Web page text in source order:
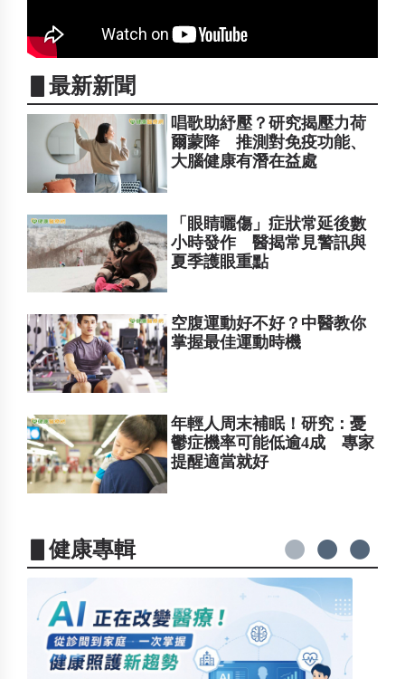
▋最新新聞
唱歌助紓壓？研究揭壓力荷
爾蒙降 推測對免疫功能、
大腦健康有潛在益處
「眼睛曬傷」症狀常延後數
小時發作 醫揭常見警訊與
夏季護眼重點
空腹運動好不好？中醫教你
掌握最佳運動時機
年輕人周末補眠！研究：憂
鬱症機率可能低逾4成 專家
提醒適當就好
▋健康專輯